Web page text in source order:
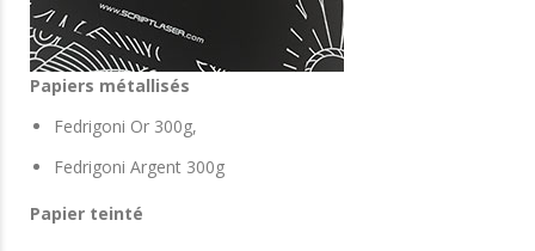
Papiers métallisés
Fedrigoni Or 300g,
Fedrigoni Argent 300g
Papier teinté